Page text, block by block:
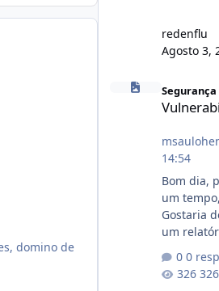
domino de
redenflu
Agosto 3,
Vulnerabilidade no
Segurança
14:54
Bom dia,
um
Gostaria
um
ao
0